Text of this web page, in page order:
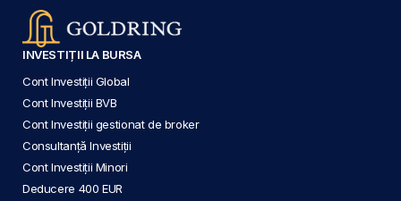
INVESTIȚII LA BURSA
Cont Investiții Global
Cont Investiții BVB
Cont Investiții gestionat de broker
Consultanță Investiții
Cont Investiții Minori
Deducere 400 EUR